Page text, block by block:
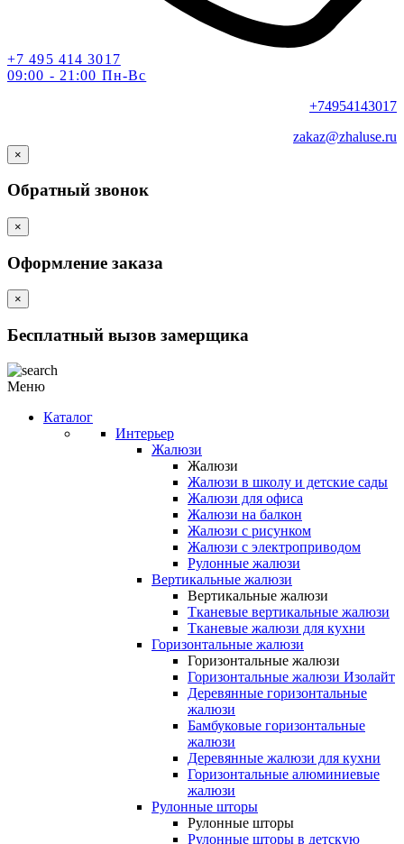
+7 495 414 3017
09:00 - 21:00 Пн-Вс
+74954143017
zakaz@zhaluse.ru
×
Обратный звонок
×
Оформление заказа
×
Бесплатный вызов замерщика
Меню
Каталог
Интерьер
Жалюзи
Жалюзи
Жалюзи в школу и детские сады
Жалюзи для офиса
Жалюзи на балкон
Жалюзи с рисунком
Жалюзи с электроприводом
Рулонные жалюзи
Вертикальные жалюзи
Вертикальные жалюзи
Тканевые вертикальные жалюзи
Тканевые жалюзи для кухни
Горизонтальные жалюзи
Горизонтальные жалюзи
Горизонтальные жалюзи Изолайт
Деревянные горизонтальные
жалюзи
Бамбуковые горизонтальные
жалюзи
Деревянные жалюзи для кухни
Горизонтальные алюминиевые
жалюзи
Рулонные шторы
Рулонные шторы
Рулонные шторы в детскую